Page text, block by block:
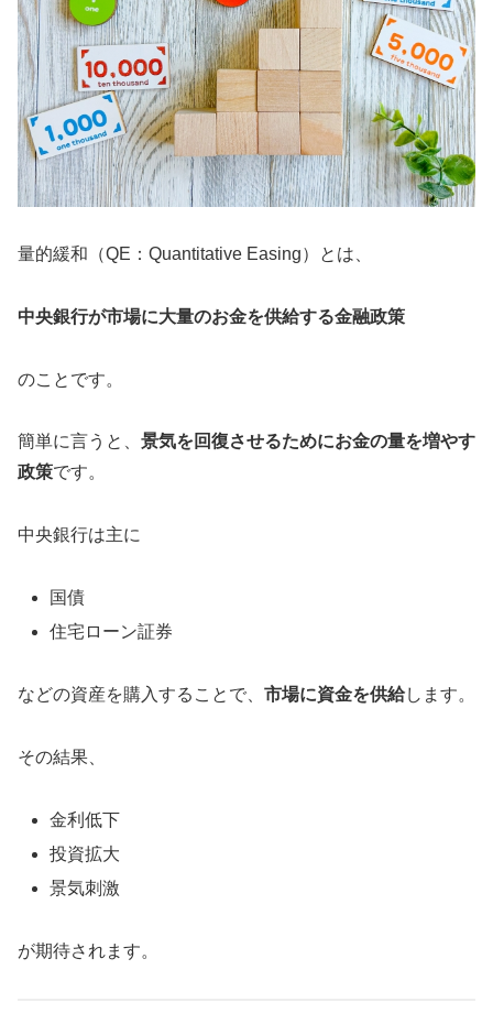
量的緩和（QE：Quantitative Easing）とは、
中央銀行が市場に大量のお金を供給する金融政策
のことです。
簡単に言うと、 景気を回復させるためにお金の量を増やす
政策です。
中央銀行は主に
国債
住宅ローン証券
などの資産を購入することで、 市場に資金を供給します。
その結果、
金利低下
投資拡大
景気刺激
が期待されます。